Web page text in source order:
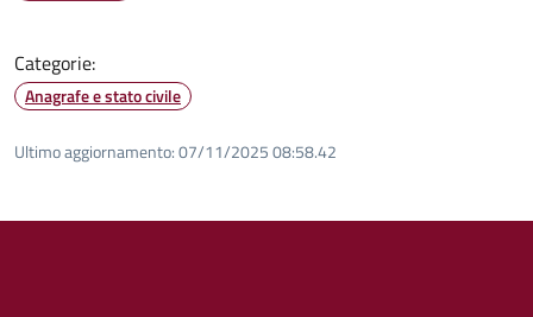
Categorie:
Anagrafe e stato civile
Ultimo aggiornamento:07/11/2025 08:58.42